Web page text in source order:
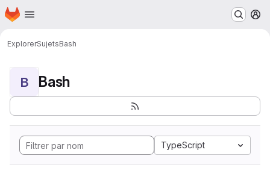
Passer au contenu principal
Page d'accueil
ExplorerSujetsBash
B Bash
TypeScript